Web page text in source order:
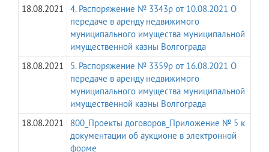
18.08.2021
4. Распоряжение № 3343р от 10.08.2021 О
передаче в аренду недвижимого
муниципального имущества муниципальной
имущественной казны Волгограда
18.08.2021
5. Распоряжение № 3359р от 16.08.2021 О
передаче в аренду недвижимого
муниципального имущества муниципальной
имущественной казны Волгограда
18.08.2021
800_Проекты договоров_Приложение № 5 к
документации об аукционе в электронной
форме